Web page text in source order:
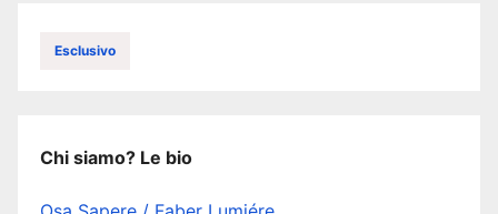
Esclusivo
Chi siamo? Le bio